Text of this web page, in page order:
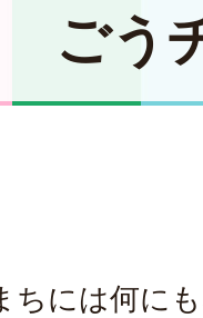
ごう
ちには何に